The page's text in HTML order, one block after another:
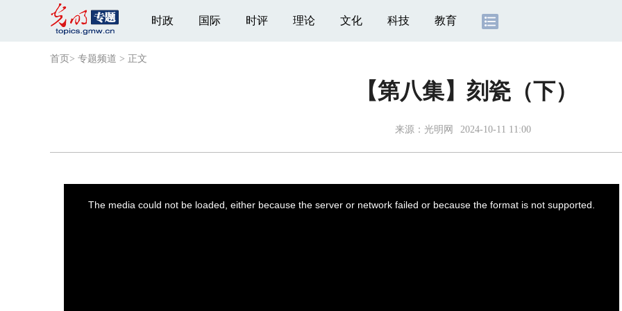
时政 国际 时评 理论 文化 科技 教育
首页 > 专题频道 > 正文
【第八集】刻瓷（下）
来源：光明网 2024-10-11 11:00
The media could not be loaded, either because the server or network failed or because the format is not supported.